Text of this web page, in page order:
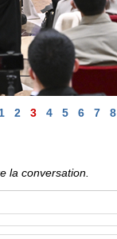
1 2 3 4 5 6 7 8
la conversation.